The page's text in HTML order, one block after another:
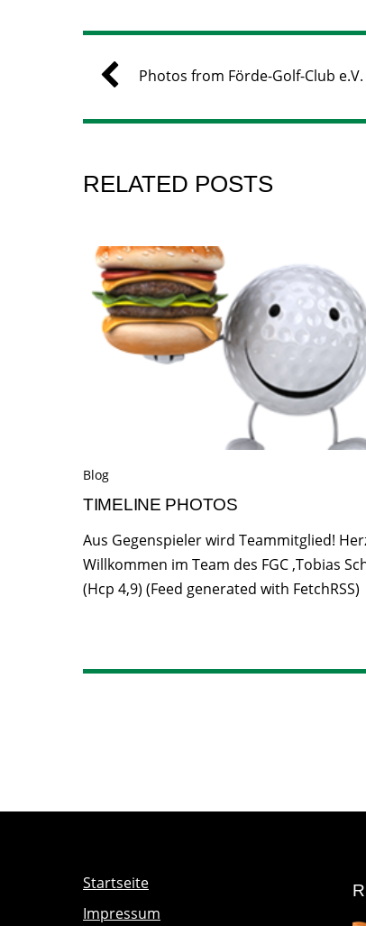
Photos from Förde-Golf-Club
RELATED POSTS
Blog
TIMELINE PHOTOS
Aus Gegenspieler wird Teammitglied!
Willkommen im Team des FGC ,Tobias
(Hcp 4,9) (Feed generated with FetchRSS)
Startseite
Impressum